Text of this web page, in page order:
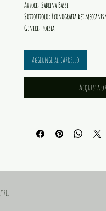
Autore: Sabrina Bassi
Sottotitolo: Iconografia dei
Genere: poesia
Anno: 2020
Pagine 90
Acquistandoquesto librodal nostro
FINESTRE ACCESE si inserisce nella
Aggiungi al carrello
Acquista